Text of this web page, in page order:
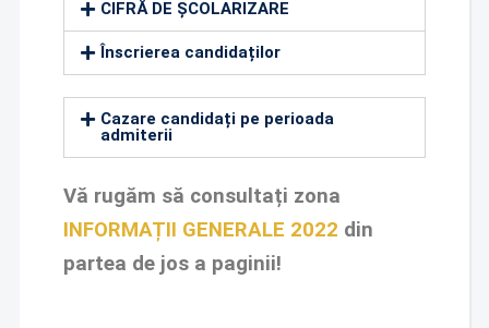
CIFRĂ DE ȘCOLARIZARE
Înscrierea candidaților
Cazare candidați pe perioada
admiterii
Vă rugăm să consultați zona
INFORMAȚII GENERALE 2022 din
partea de jos a paginii!